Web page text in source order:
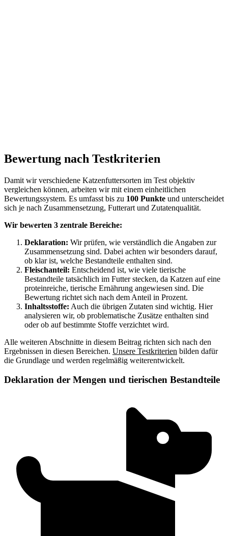
Bewertung nach Testkriterien
Damit wir verschiedene Katzenfuttersorten im Test objektiv
vergleichen können, arbeiten wir mit einem einheitlichen
Bewertungssystem. Es umfasst bis zu 100 Punkte und unterscheidet
sich je nach Zusammensetzung, Futterart und Zutatenqualität.
Wir bewerten 3 zentrale Bereiche:
Deklaration: Wir prüfen, wie verständlich die Angaben zur
Zusammensetzung sind. Dabei achten wir besonders darauf,
ob klar ist, welche Bestandteile enthalten sind.
Fleischanteil: Entscheidend ist, wie viele tierische
Bestandteile tatsächlich im Futter stecken, da Katzen auf eine
proteinreiche, tierische Ernährung angewiesen sind. Die
Bewertung richtet sich nach dem Anteil in Prozent.
Inhaltsstoffe: Auch die übrigen Zutaten sind wichtig. Hier
analysieren wir, ob problematische Zusätze enthalten sind
oder ob auf bestimmte Stoffe verzichtet wird.
Alle weiteren Abschnitte in diesem Beitrag richten sich nach den
Ergebnissen in diesen Bereichen. Unsere Testkriterien bilden dafür
die Grundlage und werden regelmäßig weiterentwickelt.
Deklaration der Mengen und tierischen Bestandteile